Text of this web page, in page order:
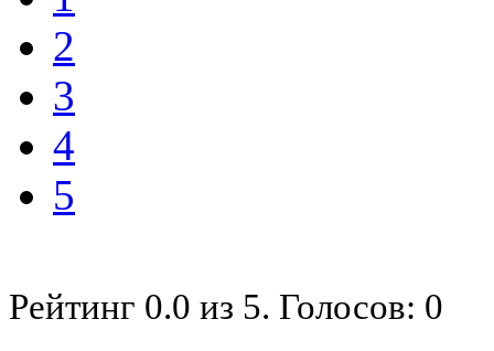
2
3
4
5
Рейтинг 0.0 из 5. Голосов: 0